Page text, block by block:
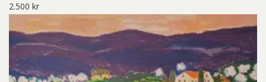
2.500 kr